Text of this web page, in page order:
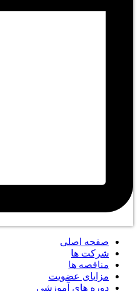
صفحه اصلی
شرکت ها
مناقصه ها
مزایای عضویت
دوره های آموزشی